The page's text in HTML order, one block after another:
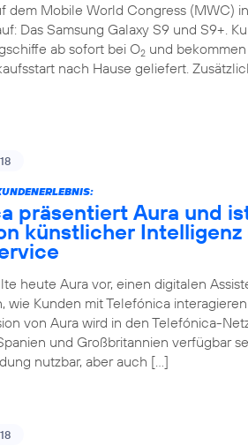
dem Mobile World Congress (MWC)
Das Samsung Galaxy S9 und S9+.
ab sofort bei O2 und
nach Hause geliefert.
präsentiert Aura und
künstlicher Intelligenz
heute Aura vor, einen digitalen
wie Kunden mit Telefónica
von Aura wird in den Telefónica-
und Großbritannien verfügbar
nutzbar, aber auch […]